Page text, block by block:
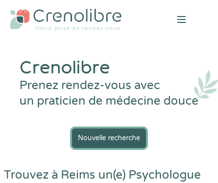
Open
Crenolibre
Prenez rendez-vous avec
un praticien de médecine douce
Nouvelle recherche
Trouvez à Reims un(e) Psychologue